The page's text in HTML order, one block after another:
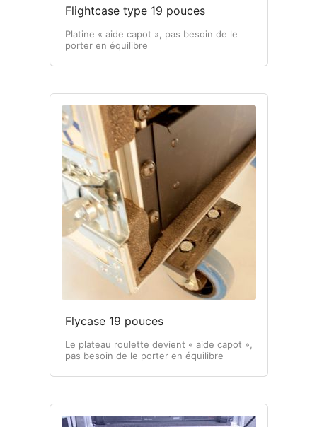
Flightcase type 19 pouces
Platine « aide capot », pas besoin de le
porter en équilibre
Flycase 19 pouces
Le plateau roulette devient « aide capot »,
pas besoin de le porter en équilibre